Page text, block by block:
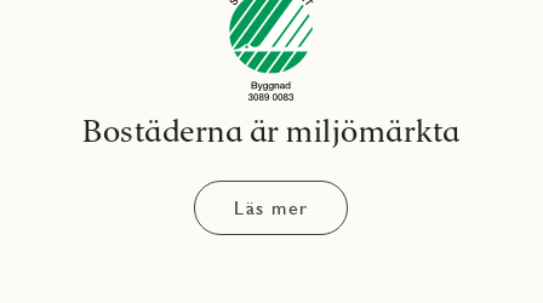
Bostäderna är miljömärkta
Läs mer